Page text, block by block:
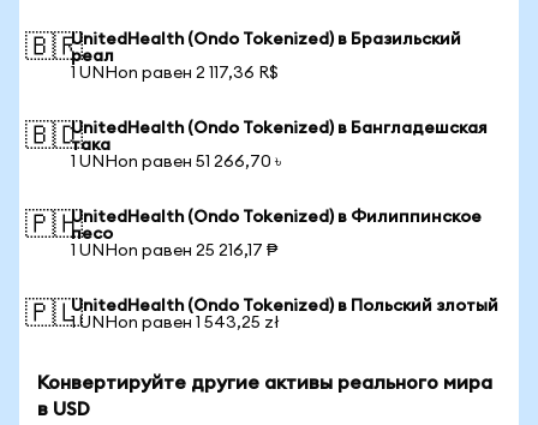
🇧🇷UnitedHealth (Ondo Tokenized) в Бразильский
реал
1 UNHon равен 2 117,36 R$
🇧🇩UnitedHealth (Ondo Tokenized) в Бангладешская
така
1 UNHon равен 51 266,70 ৳
🇵🇭UnitedHealth (Ondo Tokenized) в Филиппинское
песо
1 UNHon равен 25 216,17 ₱
🇵🇱UnitedHealth (Ondo Tokenized) в Польский злотый
1 UNHon равен 1 543,25 zł
Конвертируйте другие активы реального мира
в USD